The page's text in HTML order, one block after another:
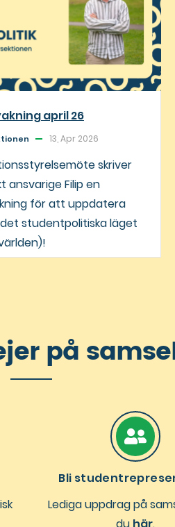
april 26
13, Apr 2026
skriver
ansvarige Filip en
för att uppdatera
studentpolitiska läget
på
Bli
Lediga uppdrag på
du här.